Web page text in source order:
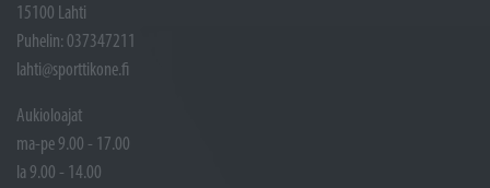
15100 Lahti
Puhelin: 037347211
lahti@sporttikone.fi
Aukioloajat
ma-pe 9.00 - 17.00
la 9.00 - 14.00